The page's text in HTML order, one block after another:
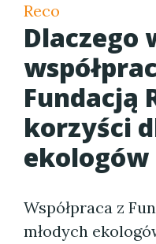
Reco
Dlaczego
Fundacją
korzyści
ekologów
Współpraca z
młodych